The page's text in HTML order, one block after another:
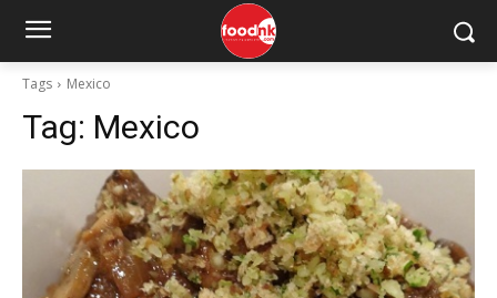
Tags Mexico
Tag: Mexico